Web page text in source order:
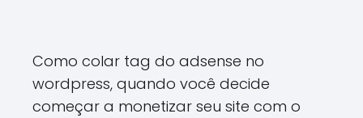
Como colar tag do adsense no
wordpress, quando você decide
começar a monetizar seu site com o